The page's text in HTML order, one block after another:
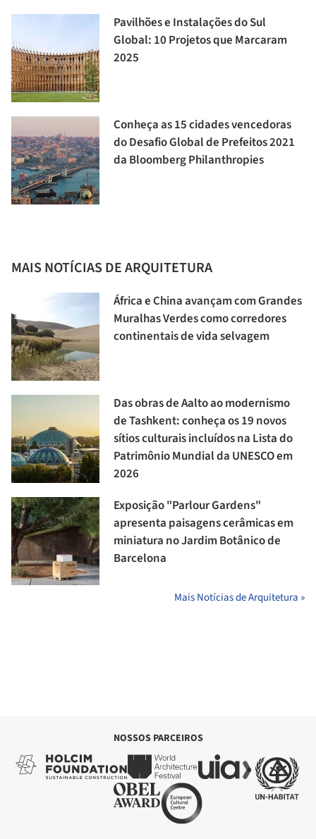
Pavilhões e Instalações do Sul
Global: 10 Projetos que Marcaram
2025
Conheça as 15 cidades vencedoras
do Desafio Global de Prefeitos 2021
da Bloomberg Philanthropies
MAIS NOTÍCIAS DE ARQUITETURA
África e China avançam com Grandes
Muralhas Verdes como corredores
continentais de vida selvagem
Das obras de Aalto ao modernismo
de Tashkent: conheça os 19 novos
sítios culturais incluídos na Lista do
Patrimônio Mundial da UNESCO em
2026
Exposição "Parlour Gardens"
apresenta paisagens cerâmicas em
miniatura no Jardim Botânico de
Barcelona
Mais Notícias de Arquitetura »